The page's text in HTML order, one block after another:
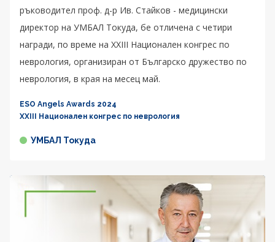
ръководител проф. д-р Ив. Стайков - медицински
директор на УМБАЛ Токуда, бе отличена с четири
награди, по време на XXIII Национален конгрес по
неврология, организиран от Българско дружество по
неврология, в края на месец май.
ESO Angels Awards 2024
XXIII Национален конгрес по неврология
УМБАЛ Токуда